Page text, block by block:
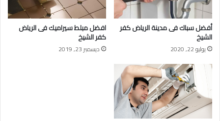
أفضل سباك فى مدينة الرياض كفر
الشيخ
يوليو 22, 2020
افضل مبلط سيراميك فى الرياض
كفر الشيخ
ديسمبر 23, 2019